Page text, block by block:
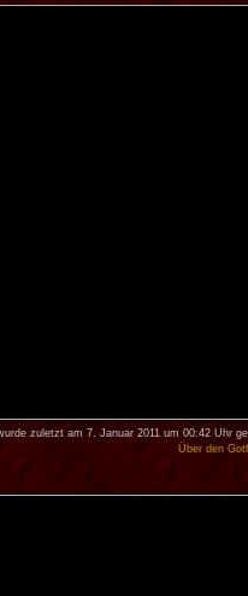
zuletzt am 7. Januar 2011 um 00:42 Uhr
Über den